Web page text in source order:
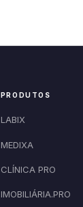
PRODUTOS
LABIX
MEDIXA
CLÍNICA PRO
IMOBILIÁRIA.PRO